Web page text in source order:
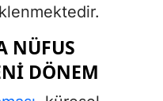
NÜFUS
DÖNEM